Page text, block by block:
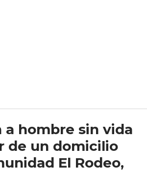
a hombre sin vida
de un domicilio
El Rodeo,